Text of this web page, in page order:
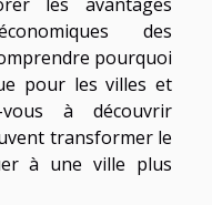
les avantages
des
pourquoi
pour les villes et
vous à découvrir
transformer le
à une ville plus